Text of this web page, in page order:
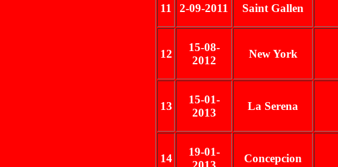
11 2-09-2011 Saint Gallen
12
15-08-
2012
New York
13
15-01-
2013
La Serena
14
19-01-
Concepcion